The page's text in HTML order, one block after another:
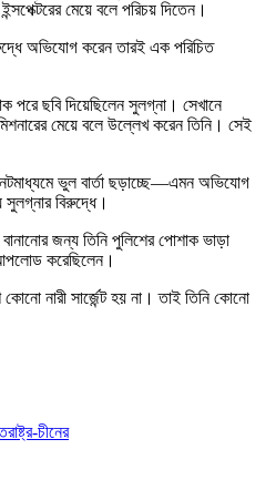
মেয়ে বলে পরিচয় দিতেন।
অভিযোগ করেন তারই এক পরিচিত
পরে ছবি দিয়েছিলেন সুলগ্না। সেখানে
মেয়ে বলে উল্লেখ করেন তিনি। সেই
ভুল বার্তা ছড়াচ্ছে—এমন অভিযোগ
বিরুদ্ধে।
জন্য তিনি পুলিশের পোশাক ভাড়া
করেছিলেন।
নারী সার্জেন্ট হয় না। তাই তিনি কোনো
চীনের